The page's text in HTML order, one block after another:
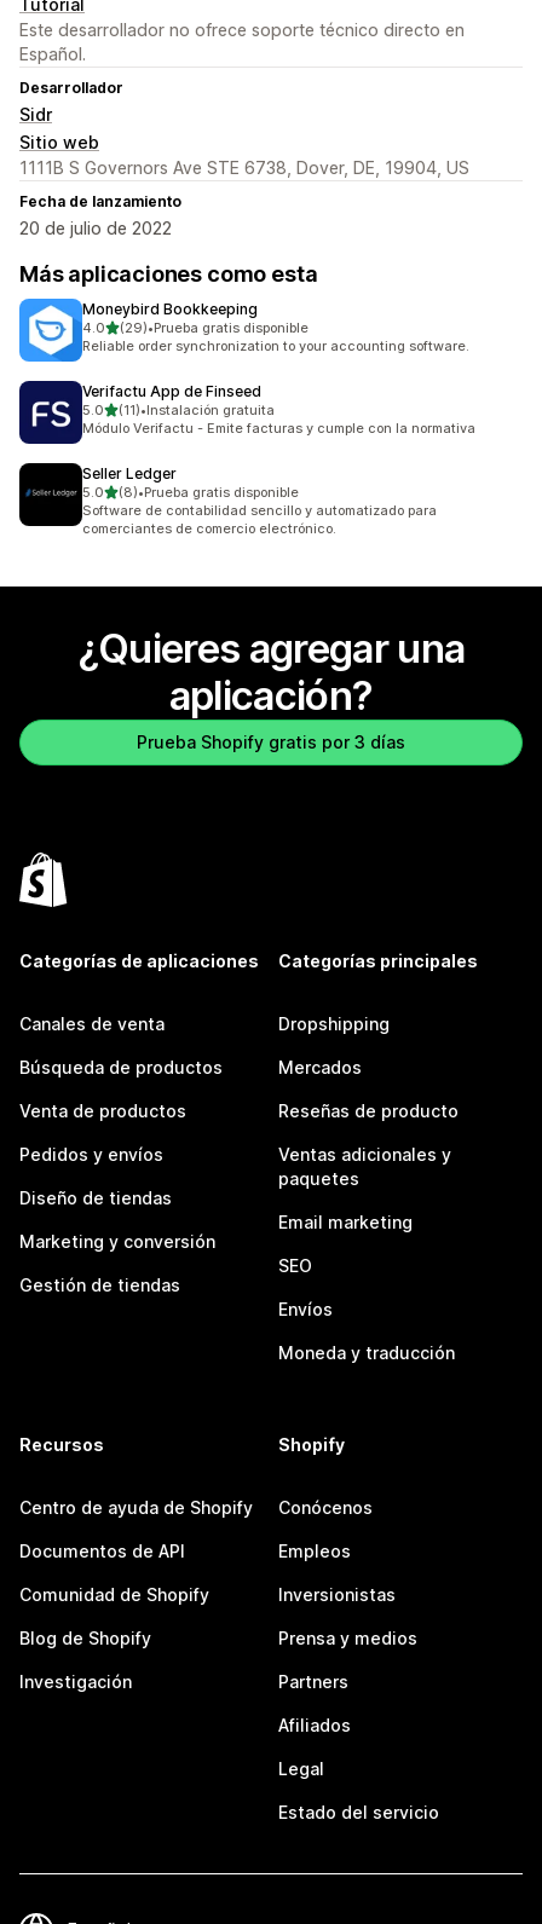
Tutorial
Este desarrollador no ofrece soporte técnico directo en
Español.
Desarrollador
Sidr
Sitio web
1111B S Governors Ave STE 6738, Dover, DE, 19904, US
Fecha de lanzamiento
20 de julio de 2022
Más aplicaciones como esta
Moneybird Bookkeeping
4.0de 5 estrellas
(29)
29 reseñas en total
•Prueba gratis disponible
Reliable order synchronization to your accounting software.
Verifactu App de Finseed
5.0de 5 estrellas
(11)
11 reseñas en total
•Instalación gratuita
Módulo Verifactu - Emite facturas y cumple con la normativa
Seller Ledger
5.0de 5 estrellas
(8)
8 reseñas en total
•Prueba gratis disponible
Software de contabilidad sencillo y automatizado para
comerciantes de comercio electrónico.
¿Quieres agregar una
aplicación?
Prueba Shopify gratis por 3 días
Categorías de aplicaciones
Canales de venta
Búsqueda de productos
Venta de productos
Pedidos y envíos
Diseño de tiendas
Marketing y conversión
Gestión de tiendas
Categorías principales
Dropshipping
Mercados
Reseñas de producto
Ventas adicionales y
paquetes
Email marketing
SEO
Envíos
Moneda y traducción
Recursos
Centro de ayuda de Shopify
Documentos de API
Comunidad de Shopify
Blog de Shopify
Investigación
Shopify
Conócenos
Empleos
Inversionistas
Prensa y medios
Partners
Afiliados
Legal
Estado del servicio